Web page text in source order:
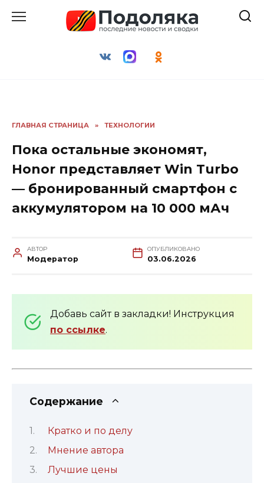
ГЛАВНАЯ СТРАНИЦА » ТЕХНОЛОГИИ
Пока остальные экономят,
Honor представляет Win Turbo
— бронированный смартфон с
аккумулятором на 10 000 мАч
АВТОР
Модератор
ОПУБЛИКОВАНО
03.06.2026
Добавь сайт в закладки! Инструкция
по ссылке.
Содержание
Кратко и по делу
Мнение автора
Лучшие цены